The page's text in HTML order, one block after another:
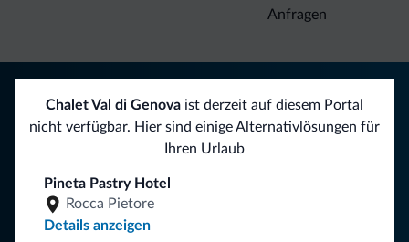
Chalet Val di Genova ist derzeit auf diesem Portal
nicht verfügbar. Hier sind einige Alternativlösungen für
Ihren Urlaub
Pineta Pastry Hotel
Rocca Pietore
Details anzeigen
Anfragen
Sie erhalten Informationen, exklusive Angebote und
Neuigkeiten für Ihren Urlaub in den Dolomiten.
NEWSLETTER ABONNIEREN